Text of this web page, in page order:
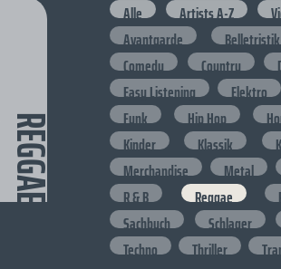
REGGAE
Alle Artists A-Z
Avantgarde
Belletristik
Comedy
Country
Easy Listening
Elektro
Funk
Hip Hop
Kinder
Klassik
Merchandise
Metal
R & B
Reggae
Sachbuch
Schlager
Techno
Thriller